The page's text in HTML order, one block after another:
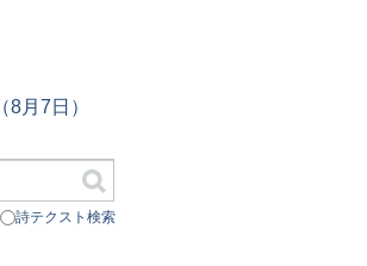
（8月7日）
詩テクスト検索